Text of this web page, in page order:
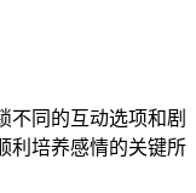
不同的互动选项和剧
利培养感情的关键所